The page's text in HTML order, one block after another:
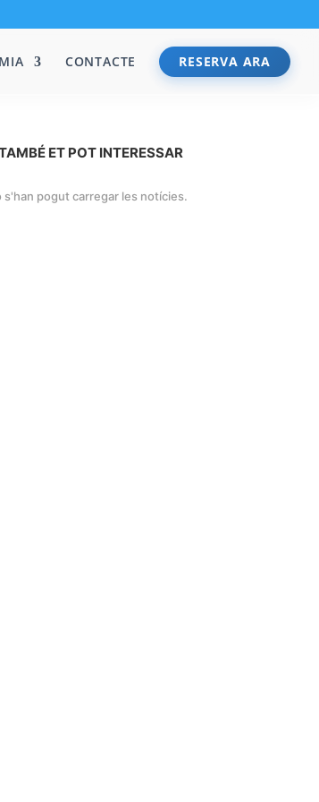
CONTACTE RESERVA ARA
ET POT INTERESSAR
s'han pogut carregar les notícies.